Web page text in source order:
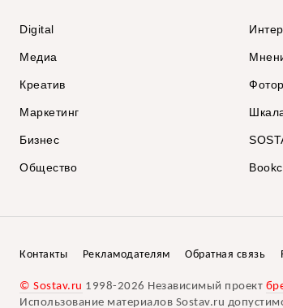
Digital
Медиа
Креатив
Маркетинг
Бизнес
Общество
Контакты Рекламодателям Обратная связь
© Sostav.ru 1998-2026 Независимый проект
Использование материалов Sostav.ru